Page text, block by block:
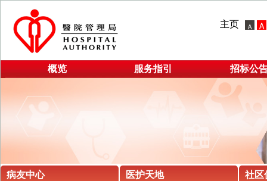
主页
概览 服务指引 招标公
病友中心 医护天地 社区